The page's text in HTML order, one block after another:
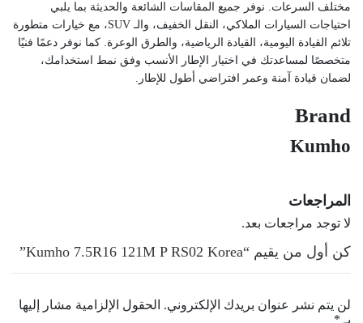
مختلف السرعات. نوفر جميع المقاسات الشائعة والحديثة بما يلبي
احتياجات السيارات الملاكي، النقل الخفيف، والـ SUV، مع خيارات متطورة
تلائم القيادة اليومية، القيادة الرياضية، والطرق الوعرة. كما نوفر دعمًا فنيًا
متخصصًا لمساعدتك في اختيار الإطار الأنسب وفق نمط استخدامك،
لضمان قيادة آمنة وعمر افتراضي أطول للإطار.
Brand
Kumho
المراجعات
لا توجد مراجعات بعد.
كن أول من يقيم “Kumho 7.5R16 121M P RS02 Korea”
لن يتم نشر عنوان بريدك الإلكتروني. الحقول الإلزامية مشار إليها
بـ *